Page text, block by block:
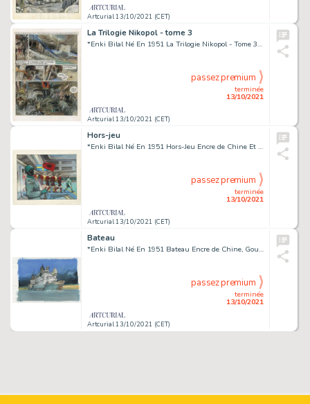
Artcurial 13/10/2021 (CET)
La Trilogie Nikopol - tome 3
*Enki Bilal Né En 1951 La Trilogie Nikopol - Tome 3 Froid Équateur Encre de Chine, Gouache Et Crayon Pour La Planche 21 de...
Artcurial 13/10/2021 (CET)
terminée
13/10/2021
passez premium
Hors-jeu
*Enki Bilal Né En 1951 Hors-Jeu Encre de Chine Et Gouache Sur Papier Pour La Page 9 de Cet Album Publié En 1987 Aux Éditions...
Artcurial 13/10/2021 (CET)
terminée
13/10/2021
passez premium
Bateau
*Enki Bilal Né En 1951 Bateau Encre de Chine, Gouache Et Crayon Pour Une Illustration Réalisée En 1992. Petites Pliures Mar...
Artcurial 13/10/2021 (CET)
terminée
13/10/2021
passez premium